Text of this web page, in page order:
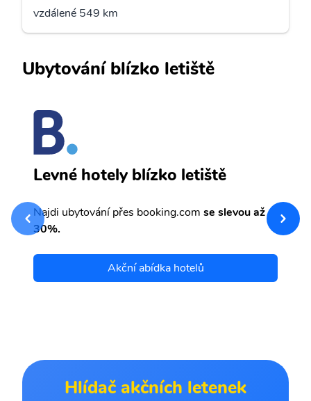
vzdálené 549 km
Ubytování blízko letiště
Levné hotely blízko letiště
Najdi ubytování přes booking.com se slevou až
30%.
Akční abídka hotelů
Hlídač akčních letenek